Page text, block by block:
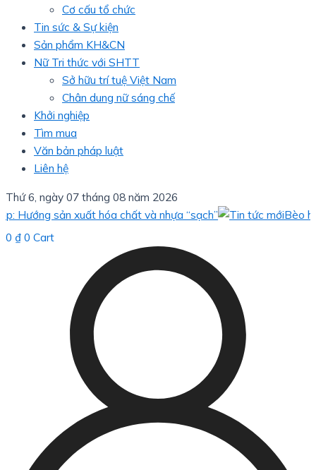
Cơ cấu tổ chức
Tin sức & Sự kiện
Sản phẩm KH&CN
Nữ Tri thức với SHTT
Sở hữu trí tuệ Việt Nam
Chân dung nữ sáng chế
Khởi nghiệp
Tìm mua
Văn bản pháp luật
Liên hệ
Thứ 6, ngày 07 tháng 08 năm 2026
sản xuất hóa chất và nhựa “sạch”
Bèo hoa dâu:
0 ₫ 0 Cart